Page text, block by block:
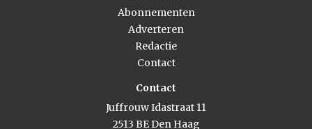
Abonnementen
Adverteren
Redactie
Contact
Contact
Juffrouw Idastraat 11
2513 BE Den Haag